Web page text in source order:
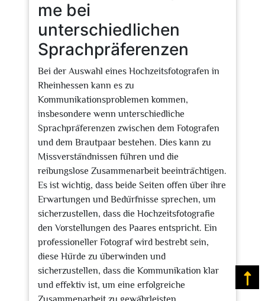
me bei
unterschiedlichen
Sprachpräferenzen
Bei der Auswahl eines Hochzeitsfotografen in
Rheinhessen kann es zu
Kommunikationsproblemen kommen,
insbesondere wenn unterschiedliche
Sprachpräferenzen zwischen dem Fotografen
und dem Brautpaar bestehen. Dies kann zu
Missverständnissen führen und die
reibungslose Zusammenarbeit beeinträchtigen.
Es ist wichtig, dass beide Seiten offen über ihre
Erwartungen und Bedürfnisse sprechen, um
sicherzustellen, dass die Hochzeitsfotografie
den Vorstellungen des Paares entspricht. Ein
professioneller Fotograf wird bestrebt sein,
diese Hürde zu überwinden und
sicherzustellen, dass die Kommunikation klar
und effektiv ist, um eine erfolgreiche